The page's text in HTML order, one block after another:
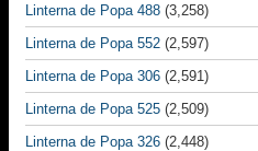
Linterna de Popa 488 (3,258)
Linterna de Popa 552 (2,597)
Linterna de Popa 306 (2,591)
Linterna de Popa 525 (2,509)
Linterna de Popa 326 (2,448)